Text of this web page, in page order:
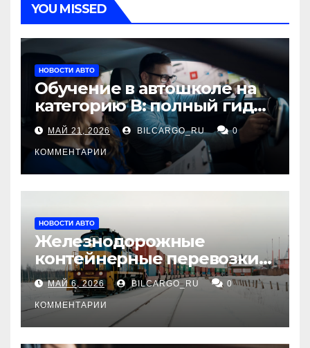
YOU MISSED
НОВОСТИ АВТО
Обучение в автошколе на
категорию В: полный гид
для будущих водителей
МАЙ 21, 2026 BILCARGO_RU 0
КОММЕНТАРИИ
НОВОСТИ АВТО
Железнодорожные
контейнерные перевозки
из Китая в Россию:
маршруты, сроки и
требования
МАЙ 6, 2026 BILCARGO_RU 0
КОММЕНТАРИИ